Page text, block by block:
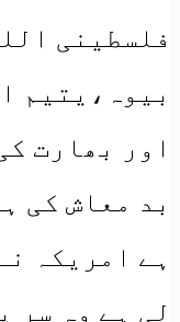
فلسطینی
بیوہ،یتیم
اور بھارت
بد معاش کی
ہے امریکہ
لی ہے وہ سر